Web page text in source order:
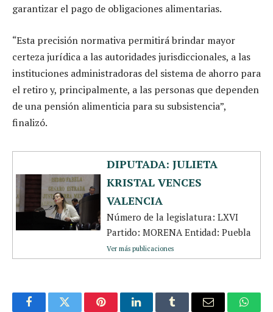
garantizar el pago de obligaciones alimentarias.
“Esta precisión normativa permitirá brindar mayor
certeza jurídica a las autoridades jurisdiccionales, a las
instituciones administradoras del sistema de ahorro para
el retiro y, principalmente, a las personas que dependen
de una pensión alimenticia para su subsistencia”,
finalizó.
DIPUTADA: JULIETA
KRISTAL VENCES
VALENCIA
Número de la legislatura: LXVI
Partido: MORENA Entidad: Puebla
Ver más publicaciones